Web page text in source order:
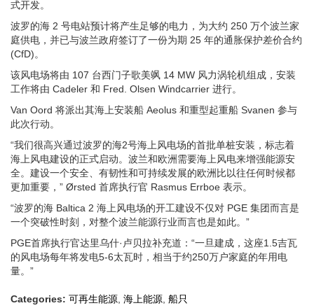
式开发。
波罗的海 2 号电站预计将产生足够的电力，为大约 250 万个波兰家
庭供电，并已与波兰政府签订了一份为期 25 年的通胀保护差价合约
(CfD)。
该风电场将由 107 台西门子歌美飒 14 MW 风力涡轮机组成，安装
工作将由 Cadeler 和 Fred. Olsen Windcarrier 进行。
Van Oord 将派出其海上安装船 Aeolus 和重型起重船 Svanen 参与
此次行动。
“我们很高兴通过波罗的海2号海上风电场的首批单桩安装，标志着
海上风电建设的正式启动。波兰和欧洲需要海上风电来增强能源安
全。建设一个安全、有韧性和可持续发展的欧洲比以往任何时候都
更加重要，” Ørsted 首席执行官 Rasmus Errboe 表示。
“波罗的海 Baltica 2 海上风电场的开工建设不仅对 PGE 集团而言是
一个突破性时刻，对整个波兰能源行业而言也是如此。”
PGE首席执行官达里乌什·卢贝拉补充道：“一旦建成，这座1.5吉瓦
的风电场每年将发电5-6太瓦时，相当于约250万户家庭的年用电
量。”
Categories: 可再生能源, 海上能源, 船只